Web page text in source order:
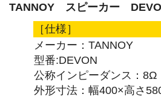
TANNOY スピーカー
［仕様］
メーカー：TANNOY
型番:DEVON
公称インピーダンス：8Ω
外形寸法：幅400×高さ